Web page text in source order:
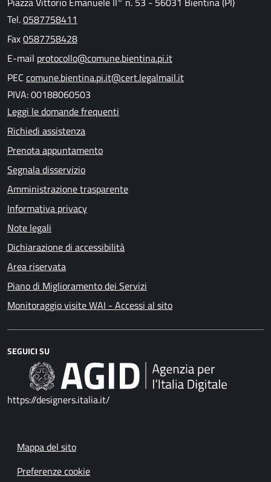
Tel.0587758411
Fax0587758428
E-mail protocollo@comune.bientina.pi.it
PEC comune.bientina.pi.it@cert.legalmail.it
PIVA: 00188060503
Leggi le domande frequenti
Richiedi assistenza
Prenota appuntamento
Segnala disservizio
Amministrazione trasparente
Informativa privacy
Note legali
Dichiarazione di accessibilità
Area riservata
Piano di Miglioramento dei Servizi
Monitoraggio visite WAI - Accessi al sito
SEGUICI SU
https://designers.italia.it/
Mappa del sito
Preferenze cookie